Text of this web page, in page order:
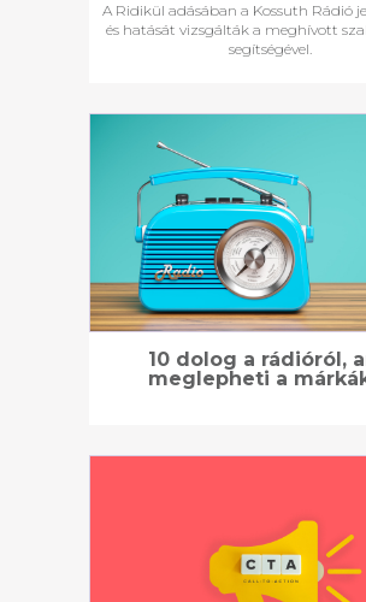
A Ridikül adásában a Kossuth Rádió
és hatását vizsgálták a meghívott
segítségével.
10 dolog a rádióról,
meglepheti a